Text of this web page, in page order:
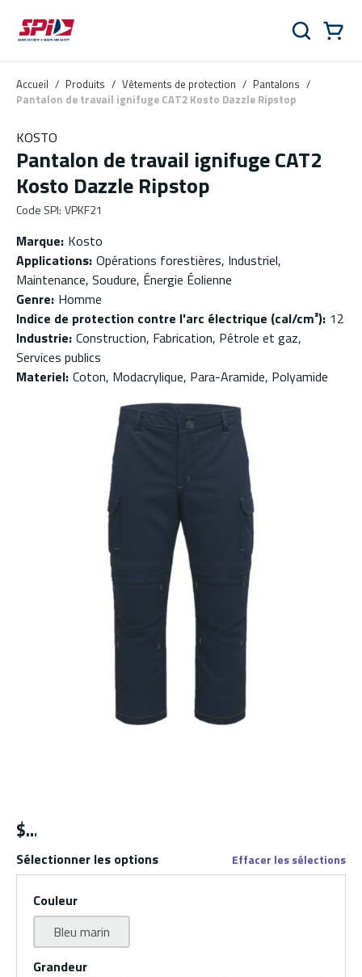
Aller au contenu principal
Skip to menu
Skip to footer
Rechercher
Accueil / Produits / Vêtements de protection / Pantalons /
Pantalon de travail ignifuge CAT2 Kosto Dazzle Ripstop
KOSTO
Pantalon de travail ignifuge CAT2
Kosto Dazzle Ripstop
Code SPI: VPKF21
Marque: Kosto
Applications: Opérations forestières, Industriel,
Maintenance, Soudure, Énergie Éolienne
Genre: Homme
Indice de protection contre l'arc électrique (cal/cm²): 12
Industrie: Construction, Fabrication, Pétrole et gaz,
Services publics
Materiel: Coton, Modacrylique, Para-Aramide, Polyamide
$
Sélectionner les options Effacer les sélections
Couleur
Bleu marin
Grandeur